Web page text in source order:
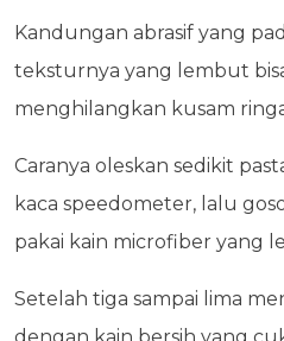
Kandungan abrasif yang
teksturnya yang lembut
menghilangkan kusam
Caranya oleskan sedikit
kaca speedometer, lalu
pakai kain microfiber yang
Setelah tiga sampai lima